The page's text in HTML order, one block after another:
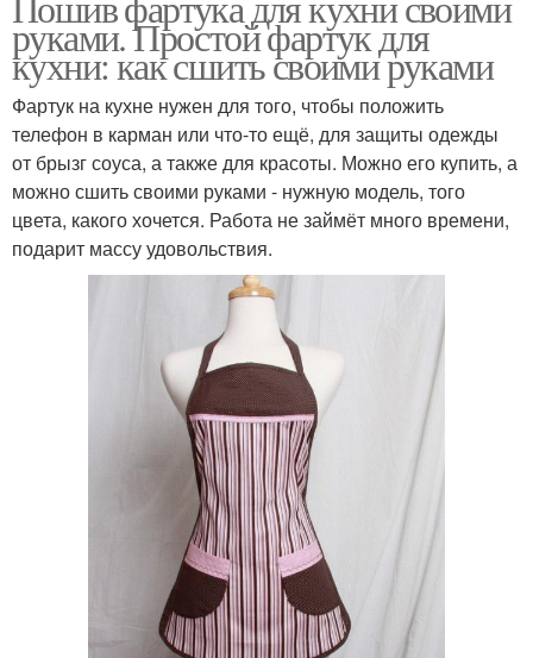
руками. Простой фартук для
кухни: как сшить своими руками
Фартук на кухне нужен для того, чтобы положить
телефон в карман или что-то ещё, для защиты одежды
от брызг соуса, а также для красоты. Можно его купить, а
можно сшить своими руками - нужную модель, того
цвета, какого хочется. Работа не займёт много времени,
подарит массу удовольствия.